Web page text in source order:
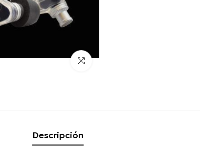
Click para alargar
Descripción